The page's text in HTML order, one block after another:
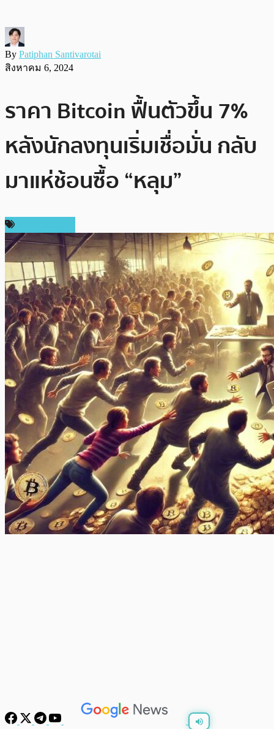
By Patiphan Santivarotai
สิงหาคม 6, 2024
ราคา Bitcoin ฟื้นตัวขึ้น 7%
หลังนักลงทุนเริ่มเชื่อมั่น กลับ
มาแห่ช้อนซื้อ “หลุม”